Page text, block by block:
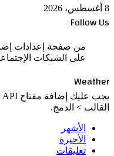
8 أغسطس، 2026
Follow Us
من صفحة إعدادات
على الشبكات
Weather
القالب > الدمج.
الأشهر
الأخيرة
تعليقات